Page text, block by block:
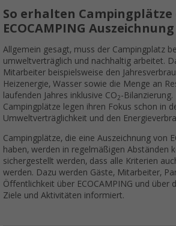
So erhalten Campingplätze
ECOCAMPING Auszeichnung
Allgemein gesagt, muss der Campingplatz
umweltverträglich und nachhaltig arbeitet.
Mitarbeiter beispielsweise den
Heizenergie, Wasser sowie die Menge an
laufenden Jahres inklusive CO2-
Campingplätze legen ihren Fokus schon in
Umweltverträglichkeit und den
Campingplätze, die eine Auszeichnung von
haben, werden in regelmäßigen Abständen
sichergestellt werden, dass alle Kriterien
werden. Dazu werden Gäste, Mitarbeiter,
Öffentlichkeit über ECOCAMPING und über
Ziele und Aktivitäten informiert.